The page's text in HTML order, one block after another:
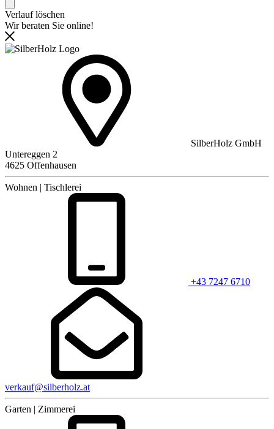
Verlauf löschen
Wir beraten Sie online!
SilberHolz GmbH
Untereggen 2
4625 Offenhausen
Wohnen | Tischlerei
+43 7247 6710
verkauf@silberholz.at
Garten | Zimmerei